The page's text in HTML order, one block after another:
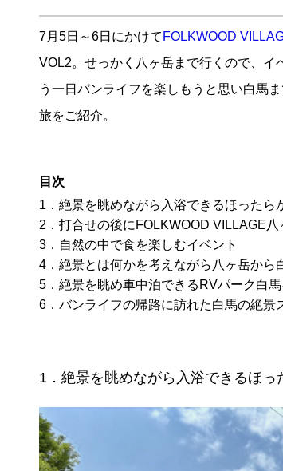
7月5日～6日にかけて FOLKWOOD
VOL2。せっかく八ヶ岳まで行くので、イ
う一日バンライフを楽しもうと思い白馬
旅をご紹介。
目次
1．絶景を眺めながら入浴できるほったら
2．打合せの後にFOLKWOOD VILLAGE
3．自然の中で食を楽しむイベント
4．絶景とは何かを考えながら八ヶ岳から
5．絶景を眺め車中泊できるRVパーク白
6．バンライフの帰路に訪れた白馬の絶景
1．絶景を眺めながら入浴できるほっ